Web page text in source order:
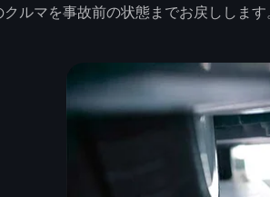
ルマを事故前の状態までお戻しします